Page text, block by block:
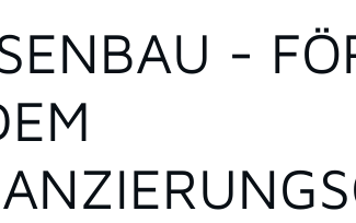
-
L